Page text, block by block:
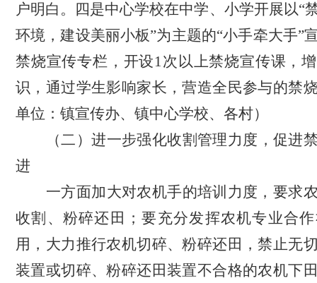
户明白。四是中心学校在中学、小学开展以“
环境，建设美丽小板”为主题的“小手牵大手”
禁烧宣传专栏，开设1次以上禁烧宣传课，
识，通过学生影响家长，营造全民参与的禁
单位：镇宣传办、镇中心学校、各村）
（二 ）进一步强化收割管理力度，促进
进
一方面加大对农机手的培训力度，要求
收割、粉碎还田；要充分发挥农机专业合
用，大力推行农机切碎、粉碎还田，禁止无
装置或切碎、粉碎还田装置不合格的农机下